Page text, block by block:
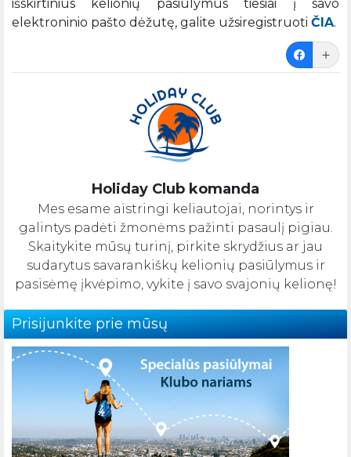
išskirtinius kelionių pasiūlymus tiesiai į savo
elektroninio pašto dėžutę, galite užsiregistruoti ČIA.
Holiday Club komanda
Mes esame aistringi keliautojai, norintys ir
galintys padėti žmonėms pažinti pasaulį pigiau.
Skaitykite mūsų turinį, pirkite skrydžius ar jau
sudarytus savarankiškų kelionių pasiūlymus ir
pasisėmę įkvėpimo, vykite į savo svajonių kelionę!
Prisijunkite prie mūsų